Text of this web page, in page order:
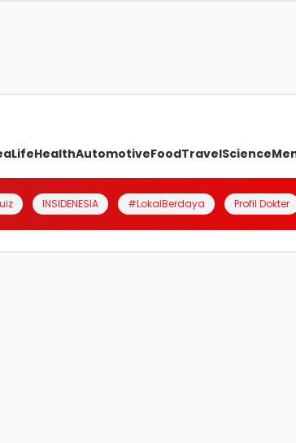
LifeHealthAutomotiveFoodTravelScience
INSIDENESIA #LokalBerdaya Profil Dokter